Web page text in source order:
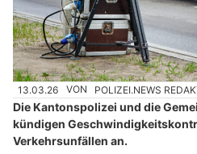
13.03.26 VON POLIZEI.NEWS
Die Kantonspolizei und die
kündigen
Verkehrsunfällen an.